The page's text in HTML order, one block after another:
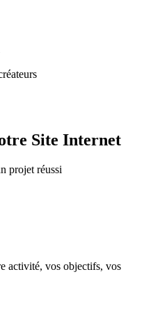
Site Internet
projet réussi
activité, vos objectifs, vos